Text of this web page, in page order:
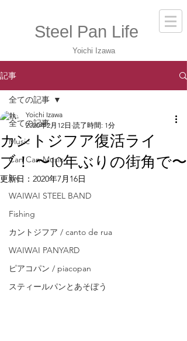
Steel Pan Life
Yoichi Izawa
記事
全ての記事
Music
Can Can Music
live
WAIWAI STEEL BAND
Fishing
カントジフア / canto de rua
WAIWAI PANYARD
ピアコパン / piacopan
スティールパンとあそぼう
全ての記事
カントジフア復活ライ
ブ！ 〜10年ぶりの街角で〜
Yoichi Izawa
2020年2月12日 読了時間: 1分
更新日： 2020年7月16日